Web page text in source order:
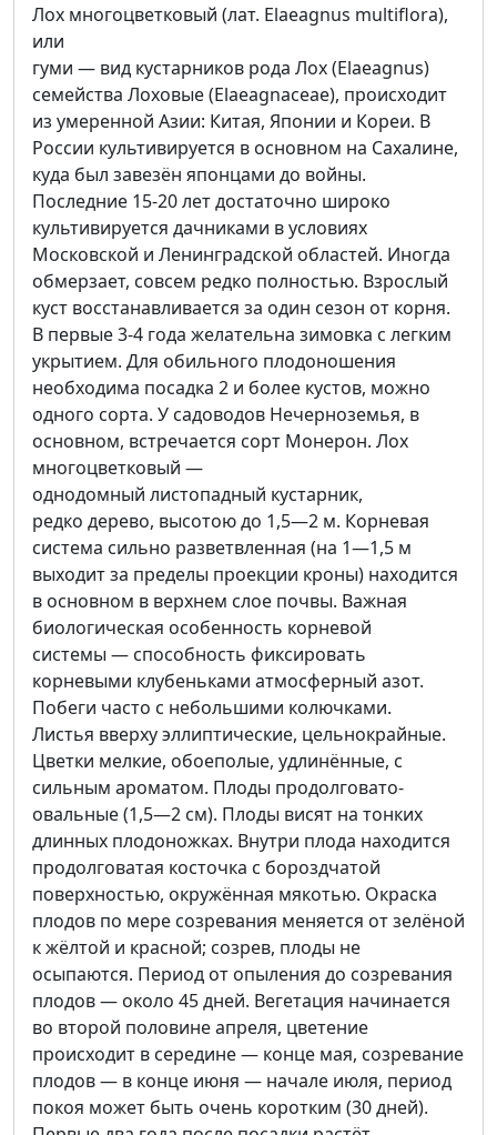
Лох многоцветковый (лат. Elaeagnus multiflora),
или
гуми — вид кустарников рода Лох (Elaeagnus)
семейства Лоховые (Elaeagnaceae), происходит
из умеренной Азии: Китая, Японии и Кореи. В
России культивируется в основном на Сахалине,
куда был завезён японцами до войны.
Последние 15-20 лет достаточно широко
культивируется дачниками в условиях
Московской и Ленинградской областей. Иногда
обмерзает, совсем редко полностью. Взрослый
куст восстанавливается за один сезон от корня.
В первые 3-4 года желательна зимовка с легким
укрытием. Для обильного плодоношения
необходима посадка 2 и более кустов, можно
одного сорта. У садоводов Нечерноземья, в
основном, встречается сорт Монерон. Лох
многоцветковый —
однодомный листопадный кустарник,
редко дерево, высотою до 1,5—2 м. Корневая
система сильно разветвленная (на 1—1,5 м
выходит за пределы проекции кроны) находится
в основном в верхнем слое почвы. Важная
биологическая особенность корневой
системы — способность фиксировать
корневыми клубеньками атмосферный азот.
Побеги часто с небольшими колючками.
Листья вверху эллиптические, цельнокрайные.
Цветки мелкие, обоеполые, удлинённые, с
сильным ароматом. Плоды продолговато-
овальные (1,5—2 см). Плоды висят на тонких
длинных плодоножках. Внутри плода находится
продолговатая косточка с бороздчатой
поверхностью, окружённая мякотью. Окраска
плодов по мере созревания меняется от зелёной
к жёлтой и красной; созрев, плоды не
осыпаются. Период от опыления до созревания
плодов — около 45 дней. Вегетация начинается
во второй половине апреля, цветение
происходит в середине — конце мая, созревание
плодов — в конце июня — начале июля, период
покоя может быть очень коротким (30 дней).